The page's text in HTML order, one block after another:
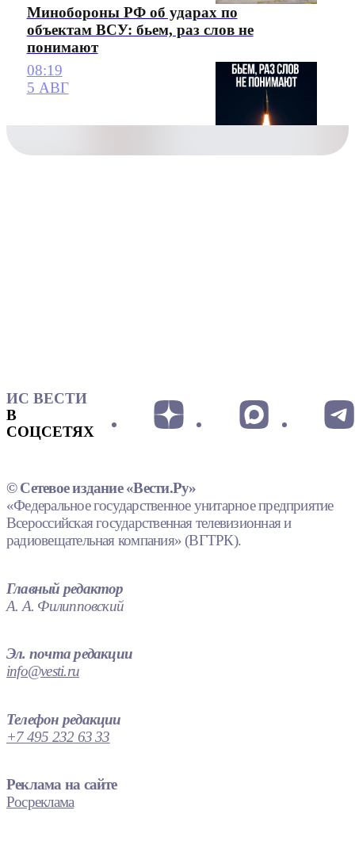
Минобороны РФ об ударах по
объектам ВСУ: бьем, раз слов не
понимают
08:19
5 АВГ
ИС ВЕСТИ
В
СОЦСЕТЯХ
© Сетевое издание «Вести.Ру»
«Федеральное государственное унитарное предприятие
Всероссийская государственная телевизионная и
радиовещательная компания» (ВГТРК).
Главный редактор
А. А. Филипповский
Эл. почта редакции
info@vesti.ru
Телефон редакции
+7 495 232 63 33
Реклама на сайте
Росреклама